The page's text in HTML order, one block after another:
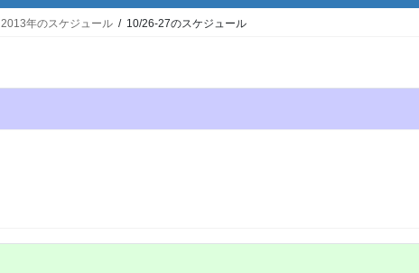
2013年のスケジュール 10/26-27のスケジュール